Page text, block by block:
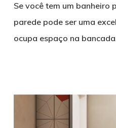
Se você tem um banheiro
parede pode ser uma
ocupa espaço na